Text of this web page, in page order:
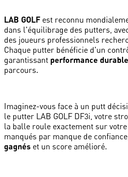
LAB GOLF est reconnu
dans l'équilibrage des putters,
des joueurs professionnels
Chaque putter bénéficie d'un
garantissant performance durable
parcours.
Imaginez-vous face à un putt
le putter LAB GOLF DF3i, votre
la balle roule exactement sur
manqués par manque de
gagnés et un score amélioré.